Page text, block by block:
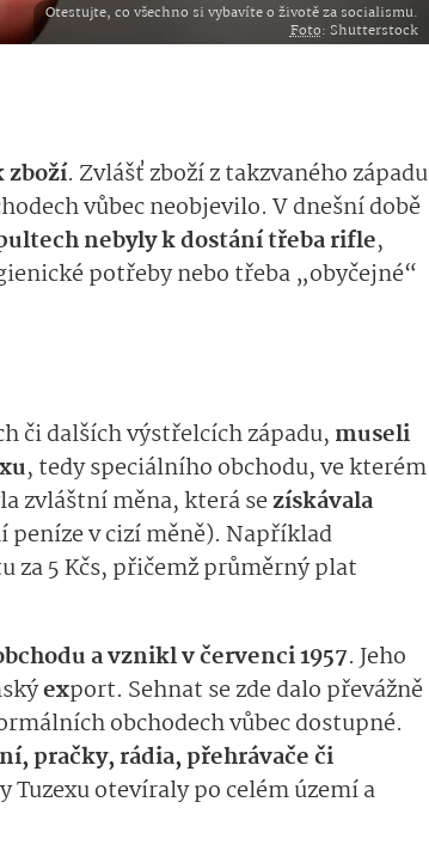
Otestujte, co všechno si vybavíte o životě za socialismu.
Foto: Shutterstock
zboží. Zvlášť zboží z takzvaného západu
vůbec neobjevilo. V dnešní době
nebyly k dostání třeba rifle,
potřeby nebo třeba „obyčejné“
či dalších výstřelcích západu, museli
, tedy speciálního obchodu, ve kterém
zvláštní měna, která sezískávala
v cizí měně). Například
za 5 Kčs, přičemž průměrný plat
a vznikl v červenci 1957. Jeho
export. Sehnat se zde dalo převážně
obchodech vůbec dostupné.
pračky, rádia, přehrávače či
Tuzexu otevíraly po celém území a